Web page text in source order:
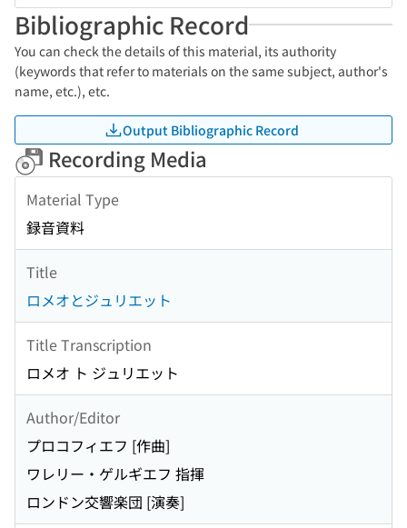
Bibliographic Record
You can check the details of this material, its authority
(keywords that refer to materials on the same subject, author's
name, etc.), etc.
Output Bibliographic Record
Recording Media
Material Type
録音資料
Title
ロメオとジュリエット
Title Transcription
ロメオ ト ジュリエット
Author/Editor
プロコフィエフ [作曲]
ワレリー・ゲルギエフ 指揮
ロンドン交響楽団 [演奏]